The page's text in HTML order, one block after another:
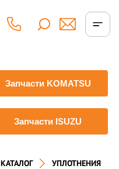
Запчасти KOMATSU
Запчасти ISUZU
КАТАЛОГ
УПЛОТНЕНИЯ